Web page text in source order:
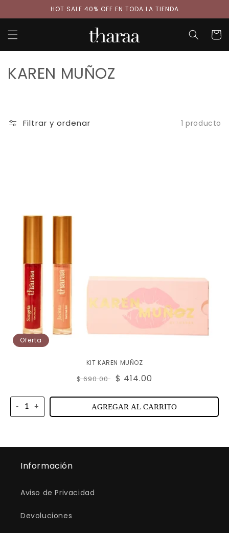
directamente
al contenido
HOT SALE 40% OFF EN TODA LA TIENDA
Carrito
C
e
KAREN MUÑOZ
Filtrar y ordenar 1 producto
Oferta
KIT KAREN MUÑOZ
Precio
$ 690.00 Precio
oferta
$ 414.00
- + AGREGAR AL CARRITO
Información
Aviso de Privacidad
Devoluciones